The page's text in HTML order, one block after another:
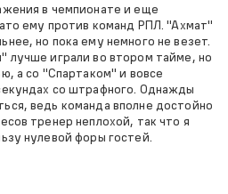
в чемпионате и еще
ему против команд РПЛ. "Ахмат"
но пока ему немного не везет.
лучше играли во втором тайме, но
а со "Спартаком" и вовсе
со штрафного. Однажды
ведь команда вполне достойно
тренер неплохой, так что я
нулевой форы гостей.